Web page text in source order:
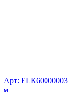
Арт: ЕLК60000003
м